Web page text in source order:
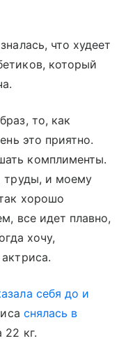
что худеет
который
то, как
это приятно.
комплименты.
труды, и моему
хорошо
все идет плавно,
хочу,
себя до и
снялась в
22 кг.